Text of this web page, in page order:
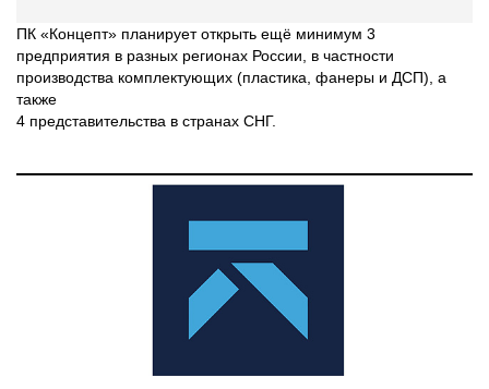
ПК «Концепт» планирует открыть ещё минимум 3
предприятия в разных регионах России, в частности
производства комплектующих (пластика, фанеры и ДСП), а
также
4 представительства в странах СНГ.